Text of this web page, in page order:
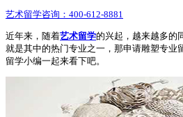
艺术留学咨询： 400-612-8881
近年来，随着艺术留学的兴起，越来越多的
就是其中的热门专业之一，那申请雕塑专业
留学小编一起来看下吧。